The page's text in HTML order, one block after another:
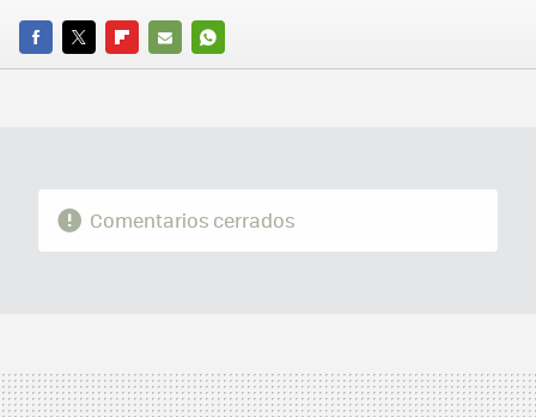
FACEBOOK
TWITTERFLIPBOARD
E-
WHATSAPP
Comentarios cerrados